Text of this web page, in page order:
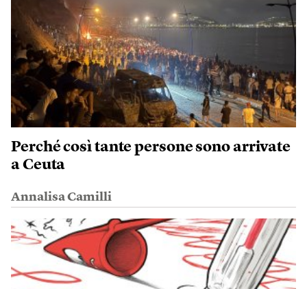
Perché così tante persone sono arrivate
a Ceuta
Annalisa Camilli